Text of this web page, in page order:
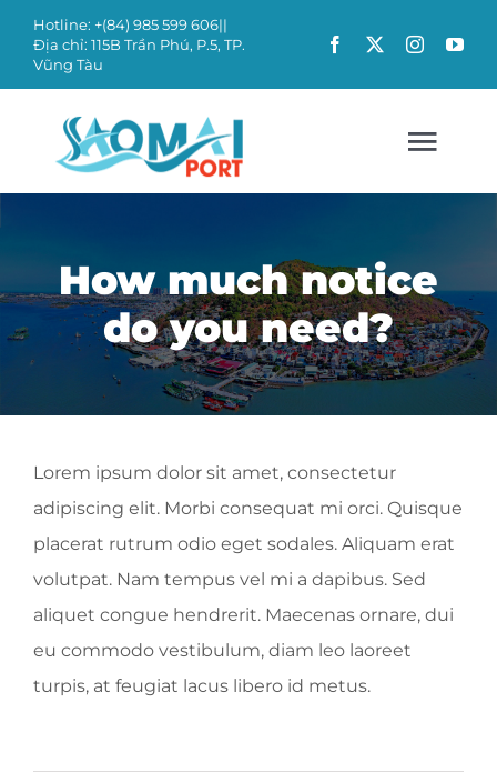
Skip
content
Hotline: +(84) 985 599 606||
Địa chỉ: 115B Trần Phú, P.5, TP.
Vũng Tàu
GIỚI THIỆU
DỊCH VỤ
TIN TỨC
LIÊN HỆ
How much notice
do you need?
Lorem ipsum dolor sit amet, consectetur
adipiscing elit. Morbi consequat mi orci. Quisque
placerat rutrum odio eget sodales. Aliquam erat
volutpat. Nam tempus vel mi a dapibus. Sed
aliquet congue hendrerit. Maecenas ornare, dui
eu commodo vestibulum, diam leo laoreet
turpis, at feugiat lacus libero id metus.